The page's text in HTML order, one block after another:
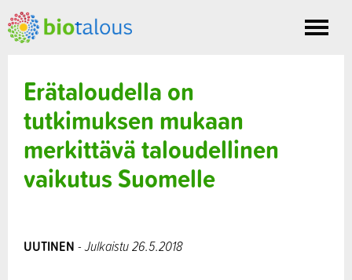
Toggle
Erätaloudella on
tutkimuksen mukaan
merkittävä taloudellinen
vaikutus Suomelle
UUTINEN - Julkaistu 26.5.2018